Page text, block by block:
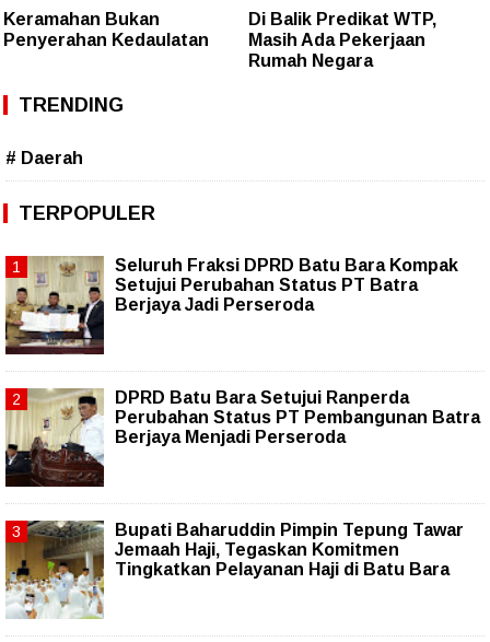
Keramahan Bukan
Penyerahan Kedaulatan
Di Balik Predikat WTP,
Masih Ada Pekerjaan
Rumah Negara
TRENDING
# Daerah
TERPOPULER
Seluruh Fraksi DPRD Batu Bara Kompak
Setujui Perubahan Status PT Batra
Berjaya Jadi Perseroda
DPRD Batu Bara Setujui Ranperda
Perubahan Status PT Pembangunan Batra
Berjaya Menjadi Perseroda
Bupati Baharuddin Pimpin Tepung Tawar
Jemaah Haji, Tegaskan Komitmen
Tingkatkan Pelayanan Haji di Batu Bara